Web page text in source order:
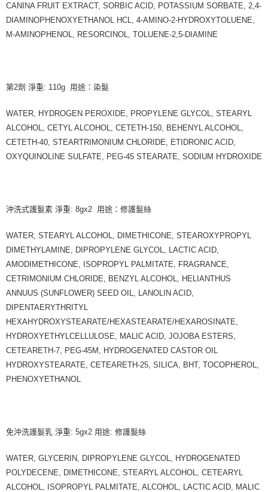
CANINA FRUIT EXTRACT, SORBIC ACID, POTASSIUM SORBATE, 2,4-
DIAMINOPHENOXYETHANOL HCL, 4-AMINO-2-HYDROXYTOLUENE,
M-AMINOPHENOL, RESORCINOL, TOLUENE-2,5-DIAMINE
第2劑 淨重: 110g 用途：染髮
WATER, HYDROGEN PEROXIDE, PROPYLENE GLYCOL, STEARYL
ALCOHOL, CETYL ALCOHOL, CETETH-150, BEHENYL ALCOHOL,
CETETH-40, STEARTRIMONIUM CHLORIDE, ETIDRONIC ACID,
OXYQUINOLINE SULFATE, PEG-45 STEARATE, SODIUM HYDROXIDE
沖洗式護髮素 淨重: 8gx2 用途：修護髮絲
WATER, STEARYL ALCOHOL, DIMETHICONE, STEAROXYPROPYL
DIMETHYLAMINE, DIPROPYLENE GLYCOL, LACTIC ACID,
AMODIMETHICONE, ISOPROPYL PALMITATE, FRAGRANCE,
CETRIMONIUM CHLORIDE, BENZYL ALCOHOL, HELIANTHUS
ANNUUS (SUNFLOWER) SEED OIL, LANOLIN ACID,
DIPENTAERYTHRITYL
HEXAHYDROXYSTEARATE/HEXASTEARATE/HEXAROSINATE,
HYDROXYETHYLCELLULOSE, MALIC ACID, JOJOBA ESTERS,
CETEARETH-7, PEG-45M, HYDROGENATED CASTOR OIL
HYDROXYSTEARATE, CETEARETH-25, SILICA, BHT, TOCOPHEROL,
PHENOXYETHANOL
免沖洗護髮乳 淨重: 5gx2 用途: 修護髮絲
WATER, GLYCERIN, DIPROPYLENE GLYCOL, HYDROGENATED
POLYDECENE, DIMETHICONE, STEARYL ALCOHOL, CETEARYL
ALCOHOL, ISOPROPYL PALMITATE, ALCOHOL, LACTIC ACID, MALIC